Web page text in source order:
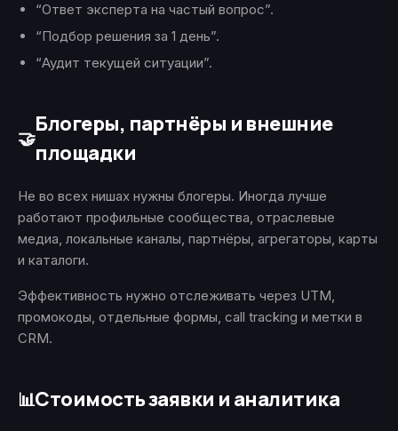
“Ответ эксперта на частый вопрос”.
“Подбор решения за 1 день”.
“Аудит текущей ситуации”.
🤝
Блогеры, партнёры и внешние
площадки
Не во всех нишах нужны блогеры. Иногда лучше
работают профильные сообщества, отраслевые
медиа, локальные каналы, партнёры, агрегаторы, карты
и каталоги.
Эффективность нужно отслеживать через UTM,
промокоды, отдельные формы, call tracking и метки в
CRM.
📊Стоимость заявки и аналитика